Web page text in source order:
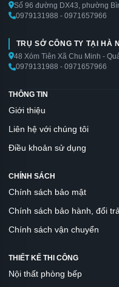
Số 96 đường DX43, phường
0979131988 - 0971657966
TRỤ SỞ CÔNG TY TẠI HÀ
48 Xóm Tiên Xã Chu Minh -
0979131988 - 0971657966
THÔNG TIN
Giới thiệu
Liên hệ với chúng tôi
Điều khoản sử dụng
CHÍNH SÁCH
Chính sách bảo mật
Chính sách bảo hành, đổi
Chính sách vận chuyển
THIẾT KẾ THI CÔNG
Nội thất phòng bếp